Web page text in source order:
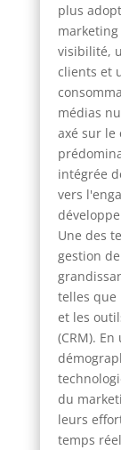
plus
visibilité,
clients et
médias
axé sur le
intégrée
vers
Une des
gestion
telles que
et les
(CRM).
du
leurs
temps